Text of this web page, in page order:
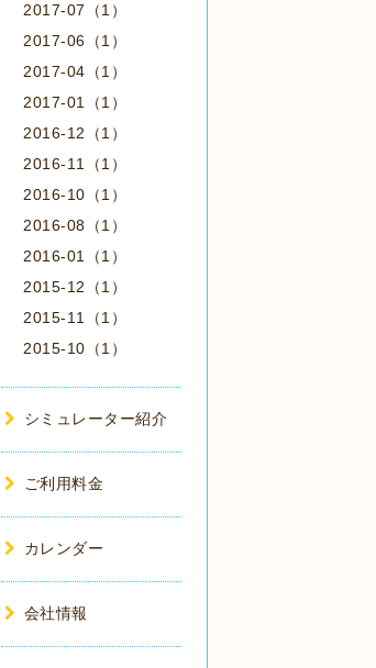
2017-07（1）
2017-06（1）
2017-04（1）
2017-01（1）
2016-12（1）
2016-11（1）
2016-10（1）
2016-08（1）
2016-01（1）
2015-12（1）
2015-11（1）
2015-10（1）
シミュレーター紹介
ご利用料金
カレンダー
会社情報